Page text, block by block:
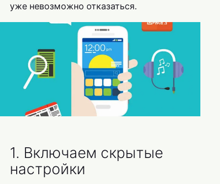
уже невозможно отказаться.
1. Включаем скрытые
настройки